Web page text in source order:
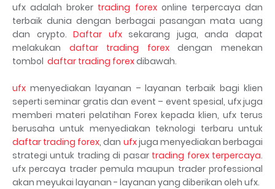
ufx adalah broker trading forexonline terpercaya dan
terbaik dunia dengan berbagai pasangan mata uang
dan crypto.Daftar ufxsekarang juga, anda dapat
melakukan daftar trading forexdengan menekan
tombol daftar trading forexdibawah.
ufx menyediakan layanan – layanan terbaik bagi klien
seperti seminar gratis dan event – event spesial, ufx juga
memberi materi pelatihan Forex kepada klien, ufx terus
berusaha untuk menyediakan teknologi terbaru untuk
daftar trading forex, dan ufxjuga menyediakan berbagai
strategi untuk trading di pasar trading forex terpercaya.
ufx percaya trader pemula maupun trader professional
akan meyukai layanan - layanan yang diberikan oleh ufx.